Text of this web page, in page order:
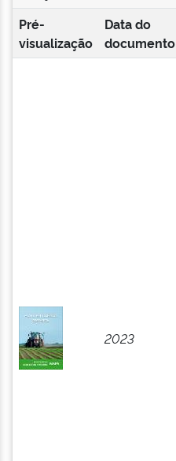
Pré-
visualização
Data do
documento
2023